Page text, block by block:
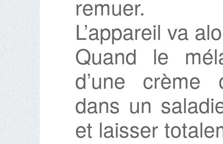
remuer.
L’appareil va
Quand le
d’une crème
dans un
et laisser